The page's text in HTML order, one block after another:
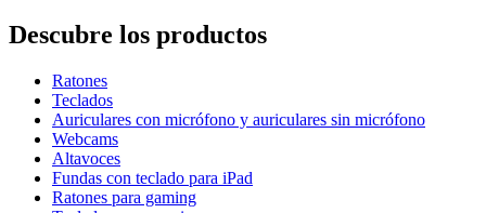
Descubre los productos
Ratones
Teclados
Auriculares con micrófono y auriculares sin micrófono
Webcams
Altavoces
Fundas con teclado para iPad
Ratones para gaming